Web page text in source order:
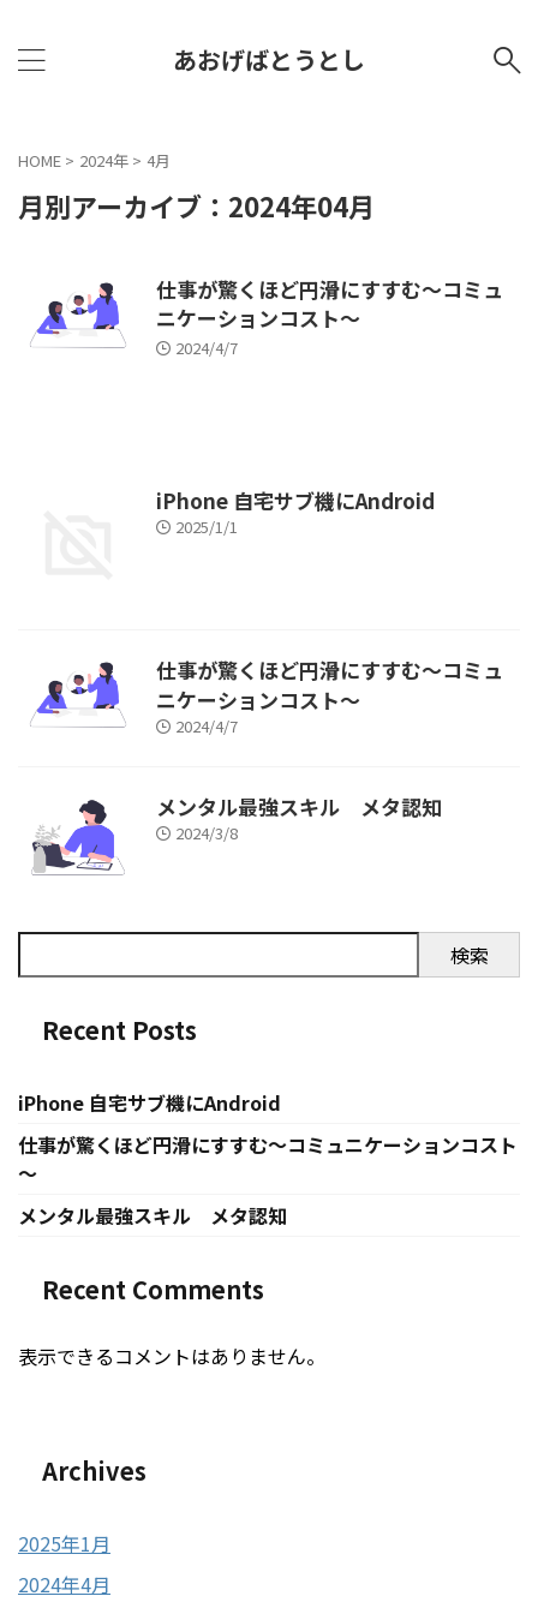
あおげばとうとし
HOME > 2024年 > 4月
月別アーカイブ：2024年04月
仕事が驚くほど円滑にすすむ～コミュ
ニケーションコスト～
2024/4/7
iPhone 自宅サブ機にAndroid
2025/1/1
仕事が驚くほど円滑にすすむ～コミュ
ニケーションコスト～
2024/4/7
メンタル最強スキル メタ認知
2024/3/8
検索
Recent Posts
iPhone 自宅サブ機にAndroid
仕事が驚くほど円滑にすすむ～コミュニケーションコスト
～
メンタル最強スキル メタ認知
Recent Comments
表示できるコメントはありません。
Archives
2025年1月
2024年4月